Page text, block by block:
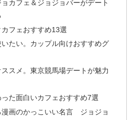
カフェ＆ジョジョバーがデート
フェおすすめ13選
たい。カップル向けおすすめグ
ススメ。東京競馬場デートが魅力
た面白いカフェおすすめ7選
漫画のかっこいい名言 ジョジョ